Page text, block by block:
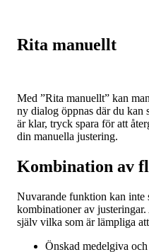
Rita manuellt
Med ”Rita manuellt” kan
ny dialog öppnas där du kan
är klar, tryck spara för att
din manuella justering.
Kombination av
Nuvarande funktion kan inte
kombinationer av
själv vilka som är lämpliga
Önskad medelgiva